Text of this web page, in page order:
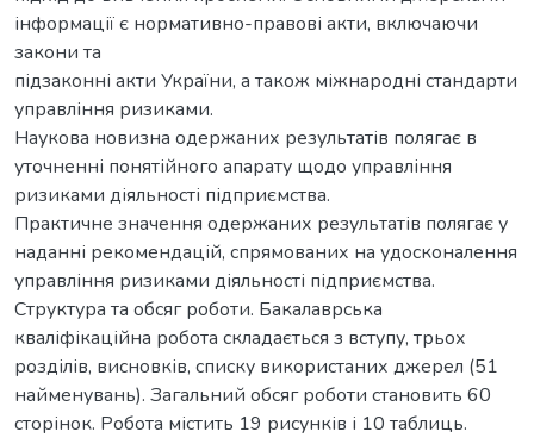
інформації є нормативно-правові акти, включаючи
закони та
підзаконні акти України, а також міжнародні стандарти
управління ризиками.
Наукова новизна одержаних результатів полягає в
уточненні понятійного апарату щодо управління
ризиками діяльності підприємства.
Практичне значення одержаних результатів полягає у
наданні рекомендацій, спрямованих на удосконалення
управління ризиками діяльності підприємства.
Структура та обсяг роботи. Бакалаврська
кваліфікаційна робота складається з вступу, трьох
розділів, висновків, списку використаних джерел (51
найменувань). Загальний обсяг роботи становить 60
сторінок. Робота містить 19 рисунків і 10 таблиць.